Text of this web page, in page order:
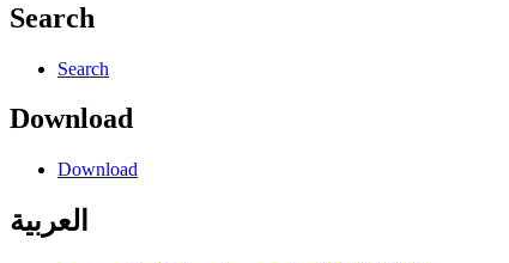
Search
Search
Download
Download
العربية